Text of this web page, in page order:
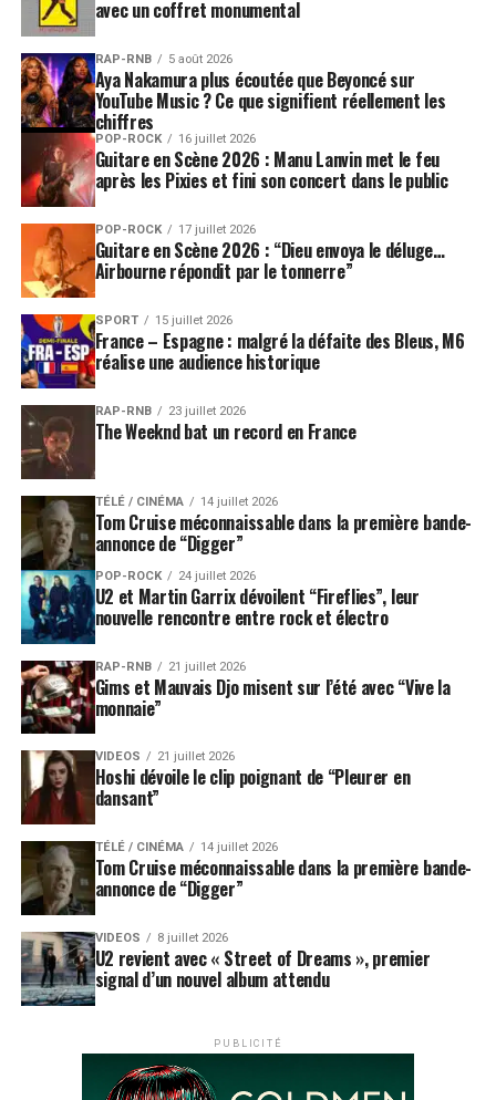
avec un coffret monumental
RAP-RNB 5 août 2026
Aya Nakamura plus écoutée que Beyoncé sur
YouTube Music ? Ce que signifient réellement les
chiffres
POP-ROCK 16 juillet 2026
Guitare en Scène 2026 : Manu Lanvin met le feu
après les Pixies et fini son concert dans le public
POP-ROCK 17 juillet 2026
Guitare en Scène 2026 : “Dieu envoya le déluge…
Airbourne répondit par le tonnerre”
SPORT 15 juillet 2026
France – Espagne : malgré la défaite des Bleus, M6
réalise une audience historique
RAP-RNB 23 juillet 2026
The Weeknd bat un record en France
TÉLÉ / CINÉMA 14 juillet 2026
Tom Cruise méconnaissable dans la première bande-
annonce de “Digger”
POP-ROCK 24 juillet 2026
U2 et Martin Garrix dévoilent “Fireflies”, leur
nouvelle rencontre entre rock et électro
RAP-RNB 21 juillet 2026
Gims et Mauvais Djo misent sur l’été avec “Vive la
monnaie”
VIDEOS 21 juillet 2026
Hoshi dévoile le clip poignant de “Pleurer en
dansant”
TÉLÉ / CINÉMA 14 juillet 2026
Tom Cruise méconnaissable dans la première bande-
annonce de “Digger”
VIDEOS 8 juillet 2026
U2 revient avec « Street of Dreams », premier
signal d’un nouvel album attendu
PUBLICITÉ